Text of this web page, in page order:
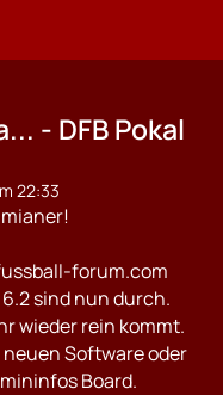
- DFB Pokal
22:33
forum.com
sind nun durch.
wieder rein kommt.
Software oder
Board.